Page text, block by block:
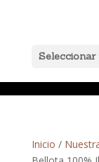
Seleccionar
Inicio /